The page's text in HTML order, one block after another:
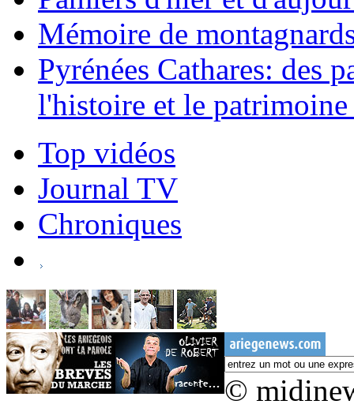
Mémoire de
Pyrénées Cathares: des
l'histoire et le patrimoine
Top vidéos
Journal TV
Chroniques
©